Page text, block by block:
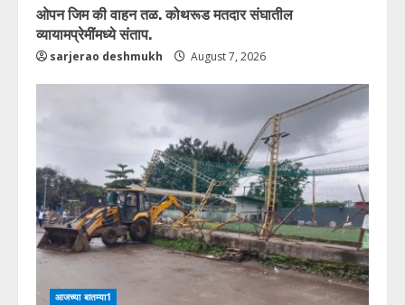
ओपन जिम की वाहन तळ. कोथरूड मतदार संघातील
व्यायामप्रेमींमध्ये संताप.
sarjerao deshmukh August 7, 2026
आजच्या बातम्या1